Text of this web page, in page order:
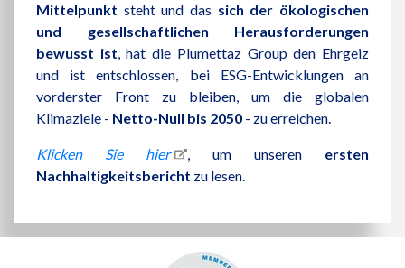
Mittelpunkt steht und das sich der ökologischen
und gesellschaftlichen Herausforderungen
bewusst ist, hat die Plumettaz Group den Ehrgeiz
und ist entschlossen, bei ESG-Entwicklungen an
vorderster Front zu bleiben, um die globalen
Klimaziele - Netto-Null bis 2050 - zu erreichen.
Klicken Sie hier , um unseren ersten
Nachhaltigkeitsbericht zu lesen.